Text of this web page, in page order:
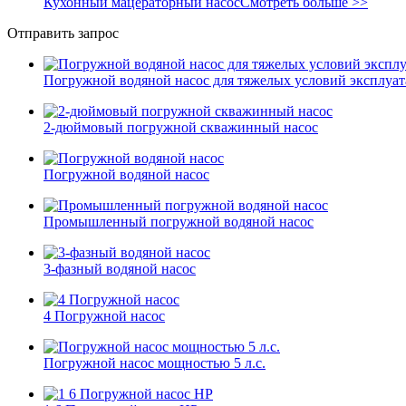
Отправить запрос
Погружной водяной насос для тяжелых условий
2-дюймовый погружной скважинный насос
Погружной водяной насос
Промышленный погружной водяной насос
3-фазный водяной насос
4 Погружной насос
Погружной насос мощностью 5 л.с.